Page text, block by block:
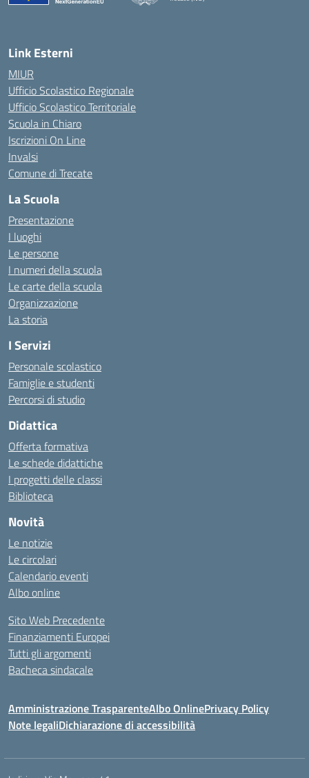
Link Esterni
MIUR
Ufficio Scolastico Regionale
Ufficio Scolastico Territoriale
Scuola in Chiaro
Iscrizioni On Line
Invalsi
Comune di Trecate
La Scuola
Presentazione
I luoghi
Le persone
I numeri della scuola
Le carte della scuola
Organizzazione
La storia
I Servizi
Personale scolastico
Famiglie e studenti
Percorsi di studio
Didattica
Offerta formativa
Le schede didattiche
I progetti delle classi
Biblioteca
Novità
Le notizie
Le circolari
Calendario eventi
Albo online
Sito Web Precedente
Finanziamenti Europei
Tutti gli argomenti
Bacheca sindacale
Amministrazione TrasparenteAlbo OnlinePrivacy Policy
Note legaliDichiarazione di accessibilità